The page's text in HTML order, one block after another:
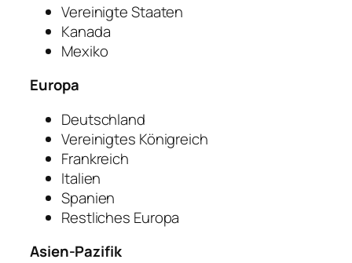
Vereinigte Staaten
Kanada
Mexiko
Europa
Deutschland
Vereinigtes Königreich
Frankreich
Italien
Spanien
Restliches Europa
Asien-Pazifik